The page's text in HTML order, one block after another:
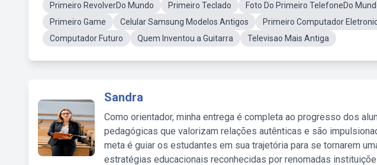
Primeiro RevolverDo Mundo
Primeiro Teclado Foto Do Primeiro TelefoneDo
Primeiro Game
Celular Samsung Modelos Antigos Primeiro Computador
Computador Futuro
Quem Inventou a Guitarra Televisao Mais Antiga
Sandra
Como orientador, minha entrega é completa ao progresso dos
pedagógicas que valorizam relações autênticas e são
meta é guiar os estudantes em sua trajetória para se tornarem
estratégias educacionais reconhecidas por renomadas